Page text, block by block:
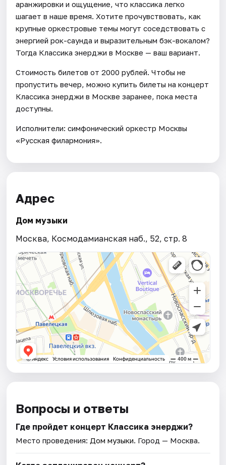
аранжировки и ощущение, что классика легко
шагает в наше время. Хотите прочувствовать, как
крупные оркестровые темы могут соседствовать с
энергией рок-саунда и выразительным бэк-вокалом?
Тогда Классика энерджи в Москве — ваш вариант.
Стоимость билетов от 2000 рублей. Чтобы не
пропустить вечер, можно купить билеты на концерт
Классика энерджи в Москве заранее, пока места
доступны.
Исполнители: симфонический оркестр Москвы
«Русская филармония».
Адрес
Дом музыки
Москва, Космодамианская наб., 52, стр. 8
Вопросы и ответы
Где пройдет концерт Классика энерджи?
Место проведения: Дом музыки. Город — Москва.